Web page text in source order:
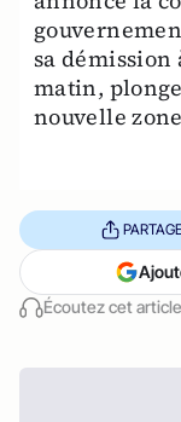
sa
matin,
nouvelle
Écoutez cet article